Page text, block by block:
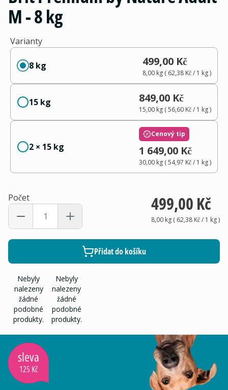
M - 8 kg
Varianty
8 kg 499,00 Kč
8,00 kg( 62,38 Kč/ 1 kg)
15 kg 849,00 Kč
15,00 kg(56,60 Kč/ 1 kg)
2 × 15 kg
Cenový tip
1 649,00 Kč
30,00 kg(54,97 Kč/ 1 kg)
Počet 499,00 Kč
8,00 kg( 62,38 Kč/ 1 kg)
Přidat do košíku
Nebyly
nalezeny
žádné
podobné
produkty.
Nebyly
nalezeny
žádné
podobné
produkty.
sleva
125 Kč